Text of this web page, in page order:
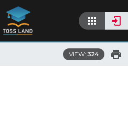
VIEW: 324